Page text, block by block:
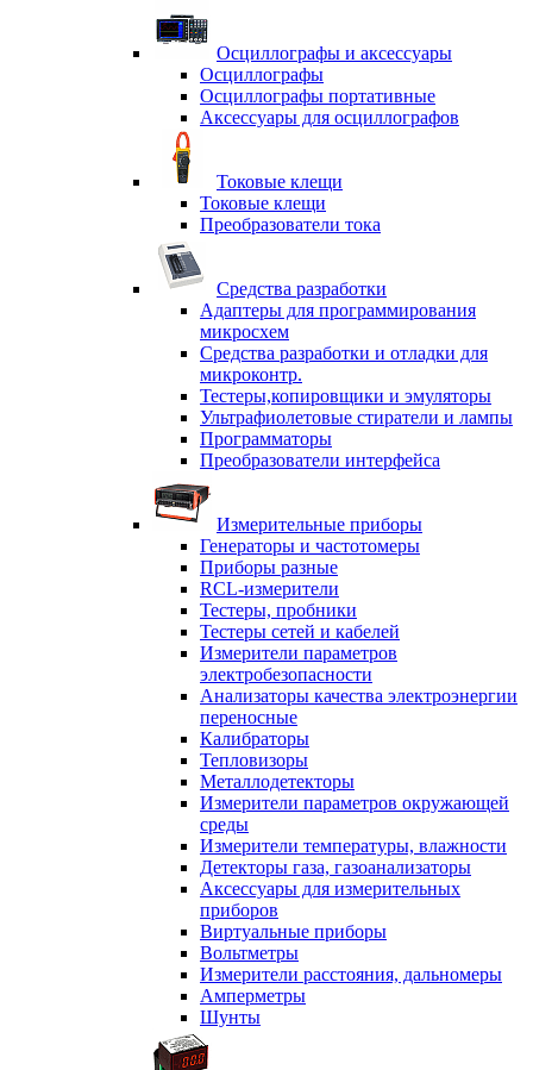
Осциллографы и аксессуары
Осциллографы
Осциллографы портативные
Аксессуары для осциллографов
Токовые клещи
Токовые клещи
Преобразователи тока
Средства разработки
Адаптеры для программирования
микросхем
Средства разработки и отладки для
микроконтр.
Тестеры,копировщики и эмуляторы
Ультрафиолетовые стиратели и лампы
Программаторы
Преобразователи интерфейса
Измерительные приборы
Генераторы и частотомеры
Приборы разные
RCL-измерители
Тестеры, пробники
Тестеры сетей и кабелей
Измерители параметров
электробезопасности
Анализаторы качества электроэнергии
переносные
Калибраторы
Тепловизоры
Металлодетекторы
Измерители параметров окружающей
среды
Измерители температуры, влажности
Детекторы газа, газоанализаторы
Аксессуары для измерительных
приборов
Виртуальные приборы
Вольтметры
Измерители расстояния, дальномеры
Амперметры
Шунты